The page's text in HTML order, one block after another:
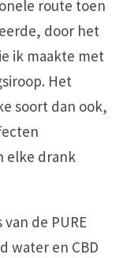
route toen
door het
ik maakte met
Het
soort dan ook,
elke drank
de PURE
water en CBD